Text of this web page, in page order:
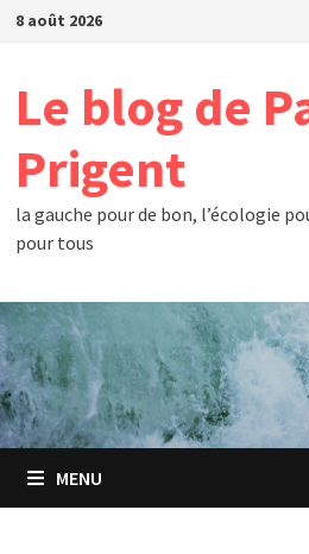
Passer
8 août 2026
Le blog de
Prigent
la gauche pour de bon, l’écologie
pour tous
MENU